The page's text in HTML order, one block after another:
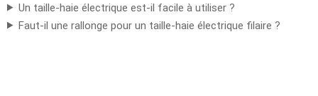
Un taille-haie électrique est-il facile à utiliser ?
Faut-il une rallonge pour un taille-haie électrique filaire ?